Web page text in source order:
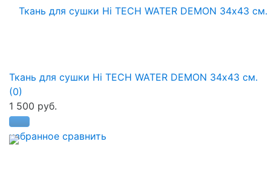
избранное сравнить
Ткань для сушки Hi TECH WATER DEMON 34х43 см.
(0)
1 500 руб.